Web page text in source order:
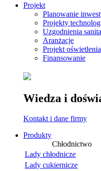
Projekt
Planowanie
Projekty
Uzgodnienia
Aranżacje
Projekt oświetlenia
Finansowanie
Wiedza i
Kontakt i dane firmy
Produkty
Chłodnictwo
Lady chłodnicze
Lady cukiernicze